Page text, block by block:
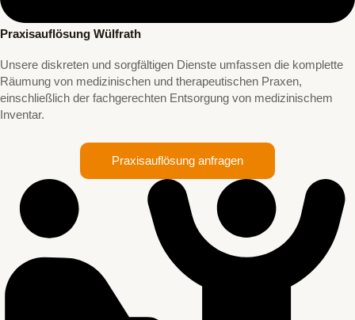
Praxisauflösung Wülfrath
Unsere diskreten und sorgfältigen Dienste umfassen die komplette
Räumung von medizinischen und therapeutischen Praxen,
einschließlich der fachgerechten Entsorgung von medizinischem
Inventar.
Praxisauflösung anfragen